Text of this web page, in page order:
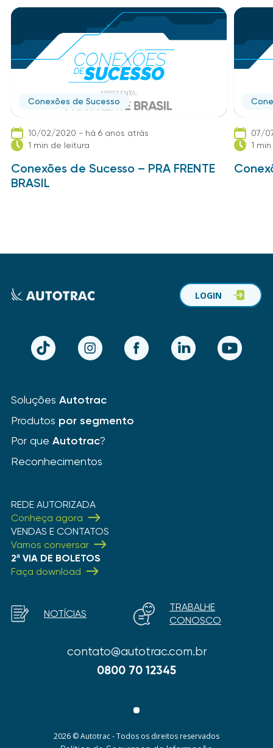
Conexões de Sucesso
10/02/2020 - há 6 anos atrás
1 min de leitura
Conexões de Sucesso – PRA FRENTE
BRASIL
07/
1
TikTok Instagram Facebook LinkedIn YouTube
LOGIN
Soluções Autotrac
Produtos por segmento
Por que Autotrac?
Reconhecimentos
REDE AUTORIZADA
Conheça agora
VENDAS E CONTATOS
Vamos conversar
2ª VIA DE BOLETOS
Faça download
contato@autotrac.com.br
0800 70 12345
NOTÍCIAS
TRABALHE
CONOSCO
2026 © Autotrac - Todos os direitos reservados